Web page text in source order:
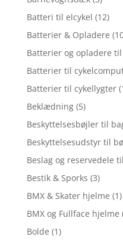
Batteri til elcykel (12)
Batterier & Opladere
Batterier og opladere
Batterier til
Batterier til cykellygter
Beklædning (5)
Beskyttelsesbøjler til
Beskyttelsesudstyr til
Beslag og reservedele
Bestik & Sporks (3)
BMX & Skater hjelme (1)
BMX og Fullface hjelme
Bolde (1)